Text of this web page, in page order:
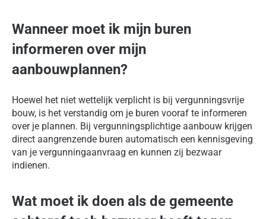
Wanneer moet ik mijn buren
informeren over mijn
aanbouwplannen?
Hoewel het niet wettelijk verplicht is bij vergunningsvrije
bouw, is het verstandig om je buren vooraf te informeren
over je plannen. Bij vergunningsplichtige aanbouw krijgen
direct aangrenzende buren automatisch een kennisgeving
van je vergunningaanvraag en kunnen zij bezwaar
indienen.
Wat moet ik doen als de gemeente